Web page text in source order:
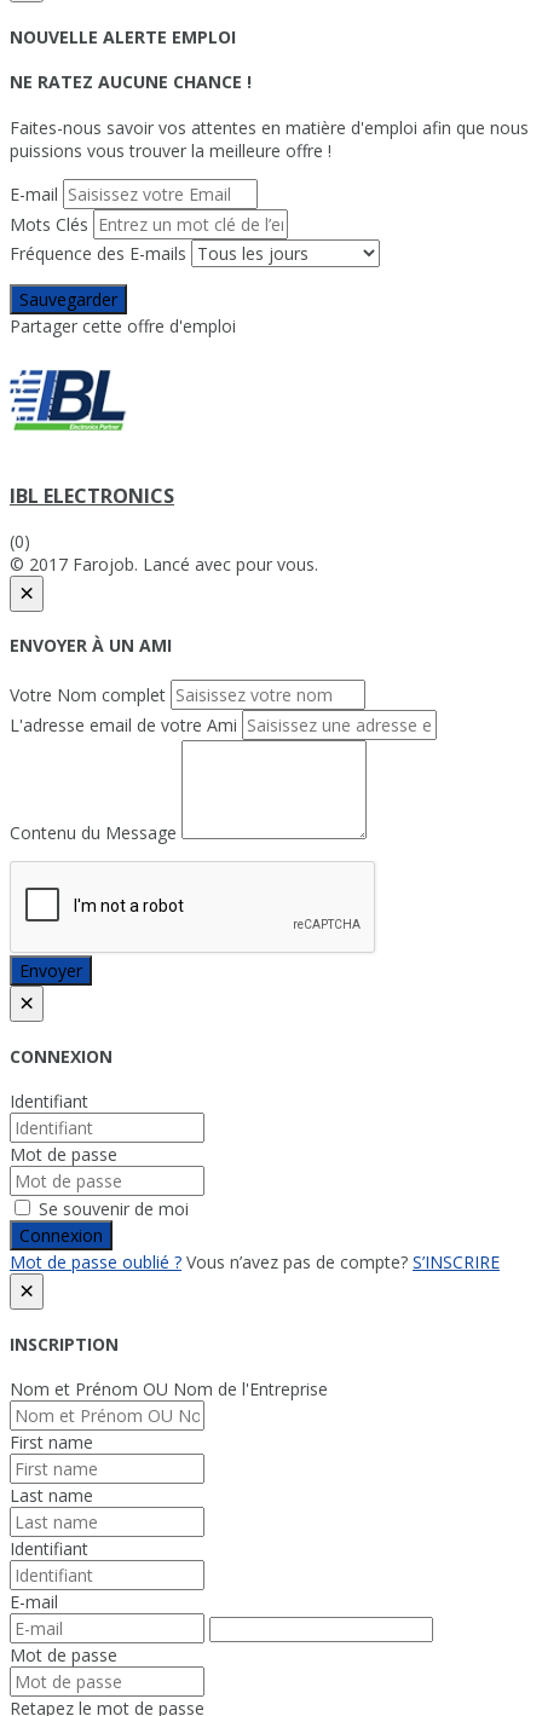
NOUVELLE ALERTE EMPLOI
NE RATEZ AUCUNE CHANCE !
Faites-nous savoir vos attentes en matière d'emploi afin que nous
puissions vous trouver la meilleure offre !
E-mail
Mots Clés
Fréquence des E-mails
Sauvegarder
Partager cette offre d'emploi
IBL ELECTRONICS
(0)
© 2017 Farojob. Lancé avec pour vous.
×
ENVOYER À UN AMI
Votre Nom complet
L'adresse email de votre Ami
Contenu du Message
Envoyer
×
CONNEXION
Identifiant
Mot de passe
Se souvenir de moi
Connexion
Mot de passe oublié ? Vous n’avez pas de compte? S’INSCRIRE
×
INSCRIPTION
Nom et Prénom OU Nom de l'Entreprise
First name
Last name
Identifiant
E-mail
Mot de passe
Retapez le mot de passe